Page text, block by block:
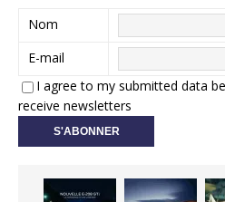
Nom
E-mail
I agree to my submitted data
receive newsletters